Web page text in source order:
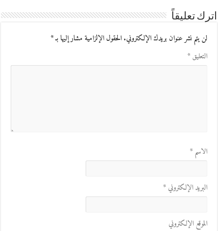
اترك تعليقاً
لن يتم نشر عنوان بريدك الإلكتروني.الحقول الإلزامية مشار إليها بـ*
التعليق*
الاسم*
البريد الإلكتروني*
الموقع الإلكتروني